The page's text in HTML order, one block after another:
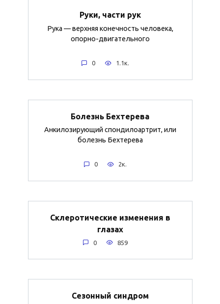
Руки, части рук
Рука — верхняя конечность человека,
опорно-двигательного
0 1.1к.
Болезнь Бехтерева
Анкилозирующий спондилоартрит, или
болезнь Бехтерева
0 2к.
Склеротические изменения в
глазах
0 859
Сезонный синдром